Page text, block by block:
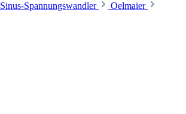
Sinus-Spannungswandler
Oelmaier